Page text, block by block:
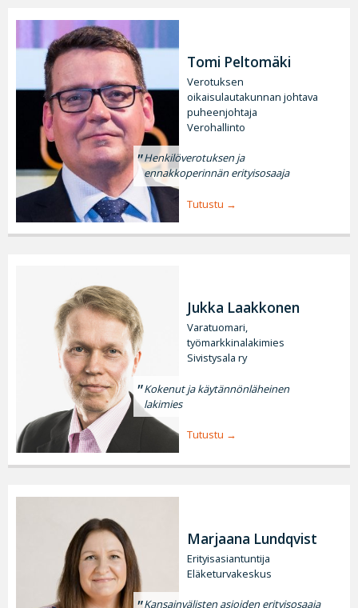
Tomi Peltomäki
Verotuksen
oikaisulautakunnan johtava
puheenjohtaja
Verohallinto
Henkilöverotuksen ja
ennakkoperinnän erityisosaaja
Tutustu
Jukka Laakkonen
Varatuomari,
työmarkkinalakimies
Sivistysala ry
Kokenut ja käytännönläheinen
lakimies
Tutustu
Marjaana Lundqvist
Erityisasiantuntija
Eläketurvakeskus
Kansainvälisten asioiden erityisosaaja